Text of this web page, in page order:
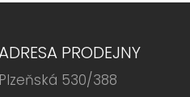
PRODEJNY
Plzeňská 530/388